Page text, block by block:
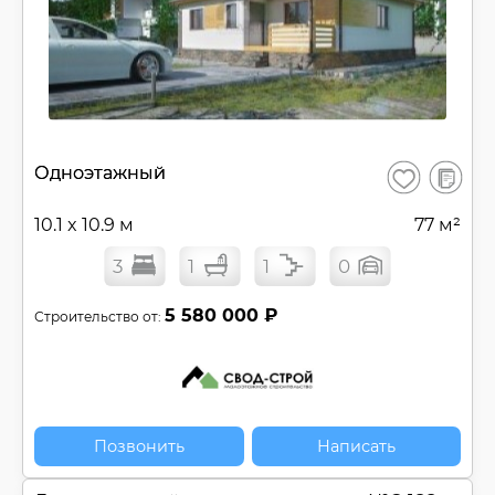
Одноэтажный Сохранить
В
10.1 x 10.9 м 77 м²
3 1 1 0
Строительство от: 5 580 000 ₽
Позвонить Написать